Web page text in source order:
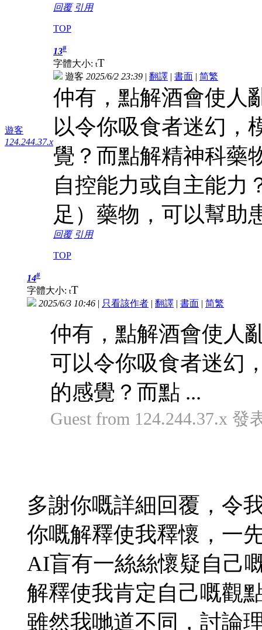
回覆 引用
TOP
遊客
124.244.37.x
13#
字體大小: tT
遊客 2025/6/2 23:39 | 翻譯 | 書面 | 简繁
仲有，點解酒會使人
以令你吸食者迷幻，
覺？而點解精神科藥
自控能力或自主能力
足）藥物，可以幫助
回覆 引用
TOP
14#
字體大小: tT
2025/6/3 10:46 | 只看該作者 | 翻譯 | 書面 | 简繁
仲有，點解酒會使人
可以令你吸食者迷幻
的感覺？而點 ...
Guest from 124.244.37.x 發
多謝你嘅詳細回覆，令
你嘅解釋使我釋懷，一
AI盲有一絲絲懷疑自己
解釋使我肯定自己嘅觀
雖然我哋道不同，討論